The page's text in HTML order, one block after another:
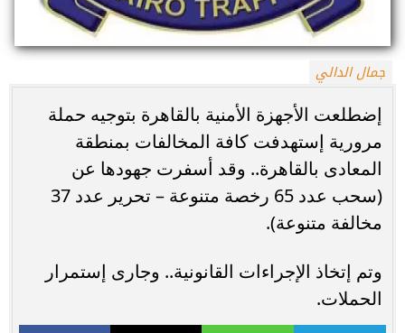
جمال الدالي
إضطلعت الأجهزة الأمنية بالقاهرة بتوجيه حملة
مرورية إستهدفت كافة المخالفات بمنطقة
المعادى بالقاهرة.. وقد أسفرت جهودها عن
(سحب عدد 65 رخصة متنوعة – تحرير عدد 37
مخالفة متنوعة).
وتم إتخاذ الإجراءات القانونية.. وجارى إستمرار
الحملات.